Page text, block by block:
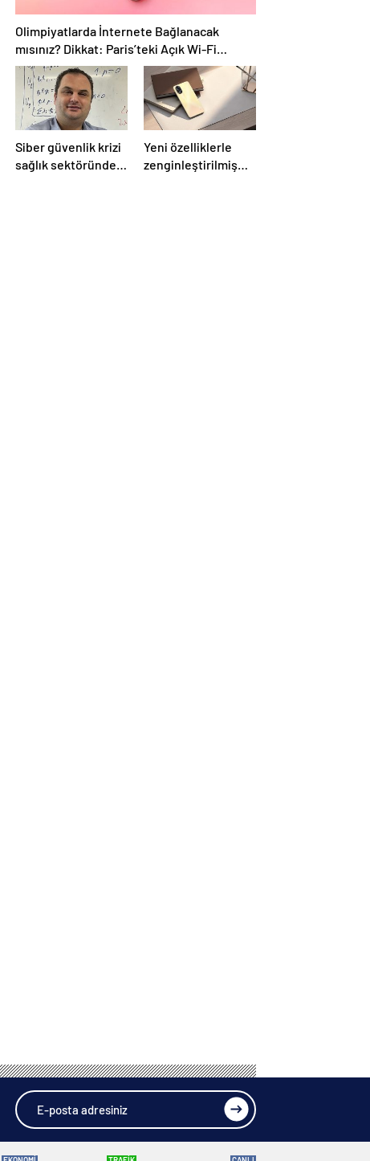
Olimpiyatlarda İnternete Bağlanacak
mısınız? Dikkat: Paris’teki Açık Wi-Fi
Ağlarının %25’i Güvenli Değil!
Siber güvenlik krizi
sağlık sektöründe
Yeni özelliklerle
zenginleştirilmiş